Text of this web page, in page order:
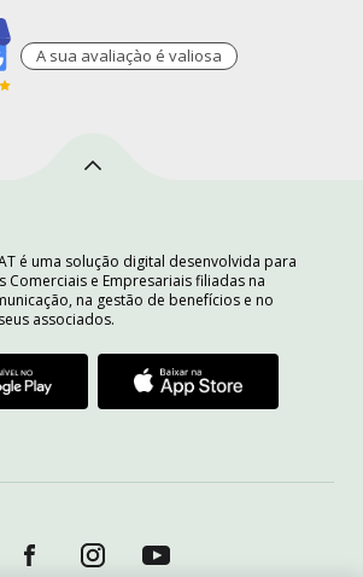
A sua avaliaçào é valiosa
é uma solução digital desenvolvida para
Comerciais e Empresariais filiadas na
na gestão de benefícios e no
associados.